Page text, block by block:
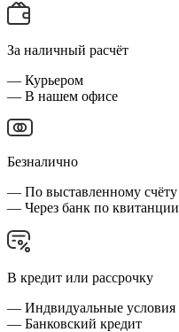
За наличный расчёт
— Курьером
— В нашем офисе
Безналично
— По выставленному счёту
— Через банк по квитанции
В кредит или рассрочку
— Индвидуальные условия
— Банковский кредит